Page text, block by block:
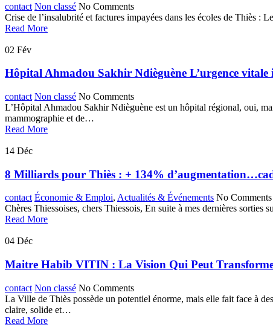
contact Non classé No Comments
​Crise de l’insalubrité et factures impayées dans les écoles de Thiès
Read More
02 Fév
Hôpital Ahmadou Sakhir Ndièguène L’urgence
contact Non classé No Comments
L’Hôpital Ahmadou Sakhir Ndièguène est un hôpital régional, oui,
mammographie et de…
Read More
14 Déc
8 Milliards pour Thiès : + 134%
contact Économie & Emploi, Actualités & Événements No Comments
Chères Thiessoises, chers Thiessois, En suite à mes dernières
Read More
04 Déc
Maitre Habib VITIN : La Vision Qui Peut
contact Non classé No Comments
La Ville de Thiès possède un potentiel énorme, mais elle fait face à
claire, solide et…
Read More